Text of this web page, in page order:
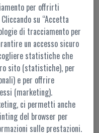
ai soli utenti registrati.
MyZEISS
contattaci
per offrirti
su “Accetta
di tracciamento per
un accesso sicuro
statistiche che
sito (statistiche), per
e per offrire
(marketing).
ci permetti anche
del browser per
sulle prestazioni.